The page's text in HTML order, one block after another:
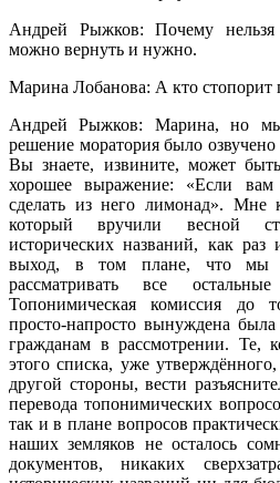
Андрей Рыжков: Почему
можно вернуть и нужно.
Марина Лобанова: А кто стопорит
Андрей Рыжков: Марина, но
решение моратория было
Вы знаете, извините, может
хорошее выражение: «Если
сделать из него лимонад». Мне
который вручили весной
исторических названий, как
выход, в том плане, что мы
рассматривать все
Топонимическая комиссия до
просто-напросто вынуждена была
гражданам в рассмотрении. Те,
этого списка, уже
другой стороны, вести
перевода топонимических
так и в плане вопросов
наших земляков не осталось
документов, никаких